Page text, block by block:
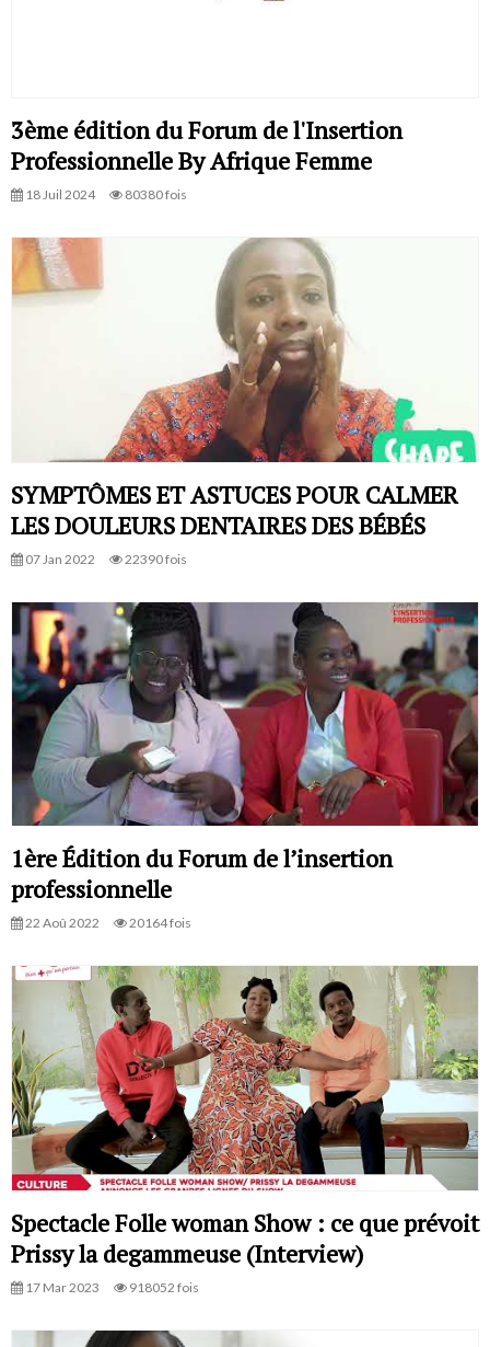
3ème édition du Forum de l'Insertion
Professionnelle By Afrique Femme
18 Juil 2024 80380 fois
SYMPTÔMES ET ASTUCES POUR CALMER
LES DOULEURS DENTAIRES DES BÉBÉS
07 Jan 2022 22390 fois
1ère Édition du Forum de l’insertion
professionnelle
22 Aoû 2022 20164 fois
Spectacle Folle woman Show : ce que prévoit
Prissy la degammeuse (Interview)
17 Mar 2023 918052 fois